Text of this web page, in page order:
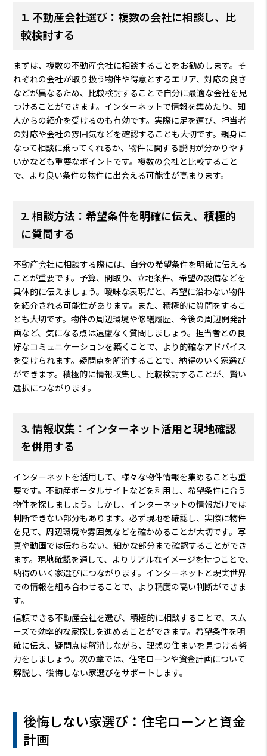
1. 不動産会社選び：複数の会社に相談し、比
較検討する
まずは、複数の不動産会社に相談することをお勧めします。そ
れぞれの会社が取り扱う物件や得意とするエリア、対応の良さ
などが異なるため、比較検討することで自分に最適な会社を見
つけることができます。インターネットで情報を集めたり、知
人からの紹介を受けるのも有効です。実際に足を運び、担当者
の対応や会社の雰囲気などを確認することも大切です。親身に
なって相談に乗ってくれるか、物件に関する説明が分かりやす
いかなども重要なポイントです。複数の会社と比較すること
で、より良い条件の物件に出会える可能性が高まります。
2. 相談方法：希望条件を明確に伝え、積極的
に質問する
不動産会社に相談する際には、自分の希望条件を明確に伝える
ことが重要です。予算、間取り、立地条件、希望の設備などを
具体的に伝えましょう。曖昧な表現だと、希望に沿わない物件
を紹介される可能性があります。また、積極的に質問をするこ
とも大切です。物件の周辺環境や修繕履歴、今後の周辺開発計
画など、気になる点は遠慮なく質問しましょう。担当者との良
好なコミュニケーションを築くことで、より的確なアドバイス
を受けられます。疑問点を解消することで、納得のいく家選び
ができます。積極的に情報収集し、比較検討することが、賢い
選択につながります。
3. 情報収集：インターネット活用と現地確認
を併用する
インターネットを活用して、様々な物件情報を集めることも重
要です。不動産ポータルサイトなどを利用し、希望条件に合う
物件を探しましょう。しかし、インターネットの情報だけでは
判断できない部分もあります。必ず現地を確認し、実際に物件
を見て、周辺環境や雰囲気などを確かめることが大切です。写
真や動画では伝わらない、細かな部分まで確認することができ
ます。現地確認を通して、よりリアルなイメージを持つことで、
納得のいく家選びにつながります。インターネットと現実世界
での情報を組み合わせることで、より精度の高い判断ができま
す。
信頼できる不動産会社を選び、積極的に相談することで、スム
ーズで効率的な家探しを進めることができます。希望条件を明
確に伝え、疑問点は解消しながら、理想の住まいを見つける努
力をしましょう。次の章では、住宅ローンや資金計画について
解説し、後悔しない家選びをサポートします。
後悔しない家選び：住宅ローンと資金
計画